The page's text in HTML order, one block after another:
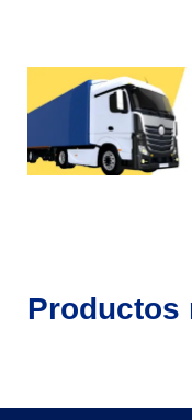
Productos